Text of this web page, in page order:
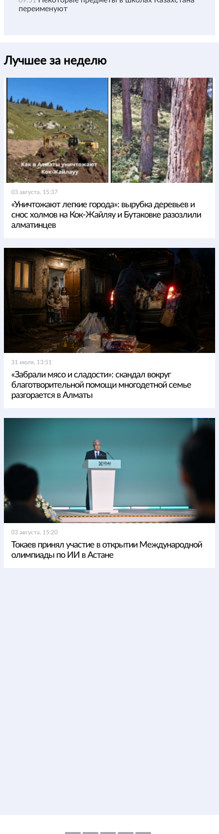
переименуют
Лучшее за неделю
03 августа, 15:37
«Уничтожают легкие города»: вырубка деревьев и
снос холмов на Кок-Жайляу и Бутаковке разозлили
алматинцев
31 июля, 13:51
«Забрали мясо и сладости»: скандал вокруг
благотворительной помощи многодетной семье
разгорается в Алматы
03 августа, 15:20
Токаев принял участие в открытии Международной
олимпиады по ИИ в Астане